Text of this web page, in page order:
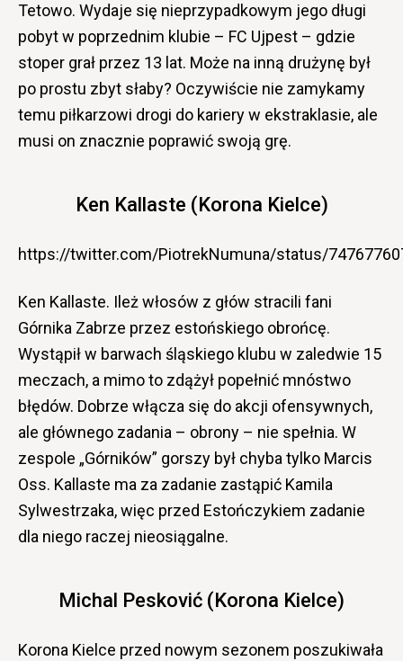
Tetowo. Wydaje się nieprzypadkowym jego długi
pobyt w poprzednim klubie – FC Ujpest – gdzie
stoper grał przez 13 lat. Może na inną drużynę był
po prostu zbyt słaby? Oczywiście nie zamykamy
temu piłkarzowi drogi do kariery w ekstraklasie, ale
musi on znacznie poprawić swoją grę.
Ken Kallaste (Korona Kielce)
https://twitter.com/PiotrekNumuna/status/
Ken Kallaste. Ileż włosów z głów stracili fani
Górnika Zabrze przez estońskiego obrońcę.
Wystąpił w barwach śląskiego klubu w zaledwie 15
meczach, a mimo to zdążył popełnić mnóstwo
błędów. Dobrze włącza się do akcji ofensywnych,
ale głównego zadania – obrony – nie spełnia. W
zespole „Górników” gorszy był chyba tylko Marcis
Oss. Kallaste ma za zadanie zastąpić Kamila
Sylwestrzaka, więc przed Estończykiem zadanie
dla niego raczej nieosiągalne.
Michal Pesković (Korona Kielce)
Korona Kielce przed nowym sezonem poszukiwała